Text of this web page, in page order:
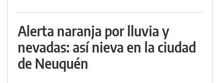
Alerta naranja por lluvia y
nevadas: así nieva en la ciudad
de Neuquén